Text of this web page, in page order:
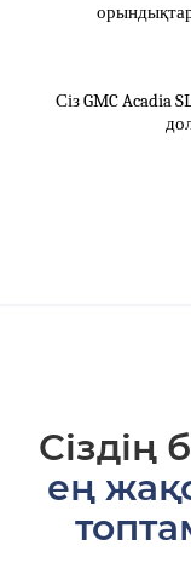
Сіз GMC Acadia
Сіздің
ең